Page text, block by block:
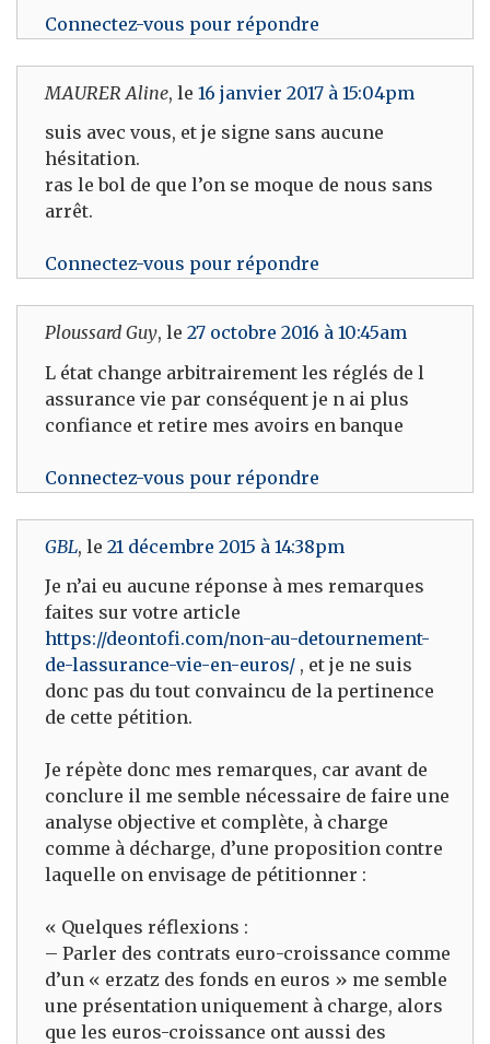
Connectez-vous pour répondre
MAURER Aline, le 16 janvier 2017 à 15:04pm
suis avec vous, et je signe sans aucune
hésitation.
ras le bol de que l’on se moque de nous sans
arrêt.
Connectez-vous pour répondre
Ploussard Guy, le 27 octobre 2016 à 10:45am
L état change arbitrairement les réglés de l
assurance vie par conséquent je n ai plus
confiance et retire mes avoirs en banque
Connectez-vous pour répondre
GBL, le 21 décembre 2015 à 14:38pm
Je n’ai eu aucune réponse à mes remarques
faites sur votre article
https://deontofi.com/non-au-detournement-
de-lassurance-vie-en-euros/ , et je ne suis
donc pas du tout convaincu de la pertinence
de cette pétition.
Je répète donc mes remarques, car avant de
conclure il me semble nécessaire de faire une
analyse objective et complète, à charge
comme à décharge, d’une proposition contre
laquelle on envisage de pétitionner :
« Quelques réflexions :
– Parler des contrats euro-croissance comme
d’un « erzatz des fonds en euros » me semble
une présentation uniquement à charge, alors
que les euros-croissance ont aussi des